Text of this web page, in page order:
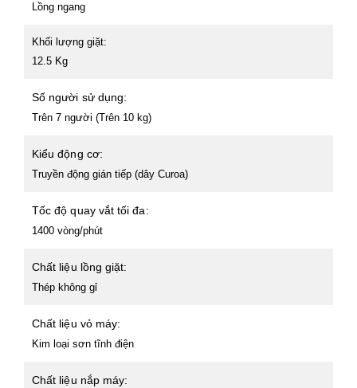
Lồng ngang
Khối lượng giặt:
12.5 Kg
Số người sử dụng:
Trên 7 người (Trên 10 kg)
Kiểu động cơ:
Truyền động gián tiếp (dây Curoa)
Tốc độ quay vắt tối đa:
1400 vòng/phút
Chất liệu lồng giặt:
Thép không gỉ
Chất liệu vỏ máy:
Kim loại sơn tĩnh điện
Chất liệu nắp máy: